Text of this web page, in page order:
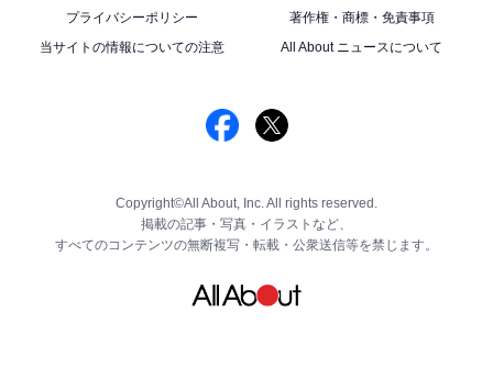
プライバシーポリシー
著作権・商標・免責事項
当サイトの情報についての注意
All About ニュースについて
Copyright©All About, Inc. All rights reserved.
掲載の記事・写真・イラストなど、
すべてのコンテンツの無断複写・転載・公衆送信等を禁じます。